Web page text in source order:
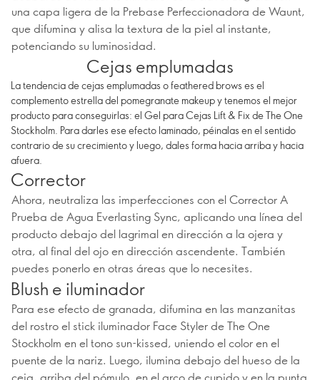
una capa ligera de la Prebase Perfeccionadora de Waunt,
que difumina y alisa la textura de la piel al instante,
potenciando su luminosidad.
Cejas emplumadas
La tendencia de cejas emplumadas o feathered brows es el
complemento estrella del pomegranate makeup y tenemos el mejor
producto para conseguirlas: el Gel para Cejas Lift & Fix de The One
Stockholm. Para darles ese efecto laminado, péinalas en el sentido
contrario de su crecimiento y luego, dales forma hacia arriba y hacia
afuera.
Corrector
Ahora, neutraliza las imperfecciones con el Corrector A
Prueba de Agua Everlasting Sync, aplicando una línea del
producto debajo del lagrimal en dirección a la ojera y
otra, al final del ojo en dirección ascendente. También
puedes ponerlo en otras áreas que lo necesites.
Blush e iluminador
Para ese efecto de granada, difumina en las manzanitas
del rostro el stick iluminador Face Styler de The One
Stockholm en el tono sun-kissed, uniendo el color en el
puente de la nariz. Luego, ilumina debajo del hueso de la
ceja, arriba del pómulo, en el arco de cupido y en la punta